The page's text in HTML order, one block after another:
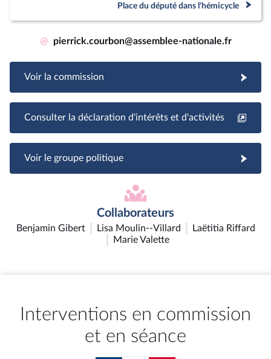
Place du député dans l'hémicycle
@ pierrick.courbon@assemblee-nationale.fr
Voir la commission
Consulter la déclaration d'intérêts et d'activités
Voir le groupe politique
Collaborateurs
Benjamin Gibert Lisa Moulin--Villard
Laëtitia Riffard
Marie Valette
Interventions en commission
et en séance